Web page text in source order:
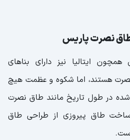
نصرت پاریس
ایتالیا نیز دارای بناهای
هستند، اما شکوه و عظمت هیچ
در طول تاریخ مانند طاق نصرت
طاق پیروزی از طراحی طاق